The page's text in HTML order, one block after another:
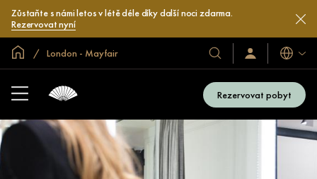
Zůstaňte s námi letos v létě déle díky další noci zdarma.
Rezervovat nyní
Domovská stránka
London - Mayfair
Naše
hotely
a
resorty
Přihlaste
se
se
Jazyky
Rezervovat pobyt